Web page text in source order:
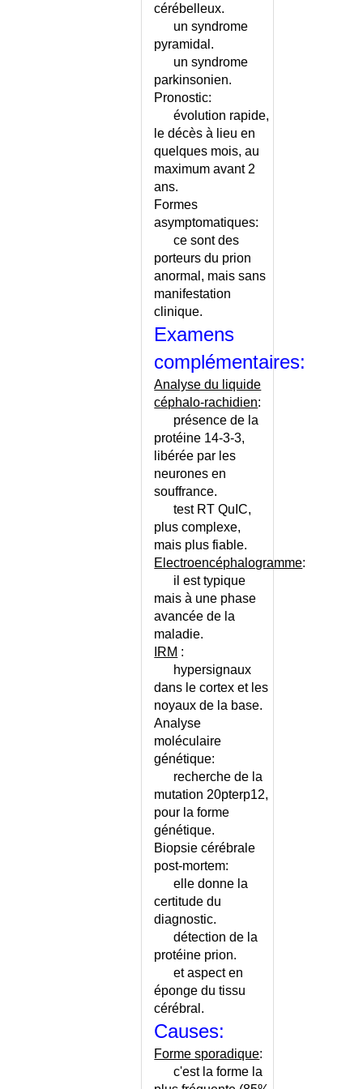
DARIER (MALADIE DE)
DEBIT EXPIRATOIRE DE
DECALAGE HORAIRE
DECES - FORMALITES POUR
DECLARATION OBLIGATOIRE
DECOLLEMENT DE RETINE
DECOLLEMENT DU VITRE
DECOLLEMENT EPIPHYSAIRE
DEFIBRILLATEUR POUR LE
DEFIBRILLATION EXTERNE
DEFICIENCE MENTALE DE
DEFICIT COGNITIF LEGER
DEFICIT COGNITIF LEGER -
DEFICIT DE LA POST-
THORACIQUE (SYNDROME DU)
DEGENERESCENCE DES
GANGLIONS DE LA BASE
MACULAIRE LIEE A L'AGE
DELIRIUM TREMENS
DEMENCE - CONSEILS
DEMENCE - DEPISTAGE
DEMENCE - ECHELLE
DEMENCE A CORPS DE LEWY
DEMENCE D'ALZHEIMER
DEMENCE D'ALZHEIMER -
DEMENCE D'ALZHEIMER OU
DEFICIT COGNITIF ?
DEMENCE D'ALZHEIMER OU
DEMENCE VASCULAIRE ?
DEMENCE D'ALZHEIMER OU
cérébelleux.
un syndrome
pyramidal.
un syndrome
parkinsonien.
Pronostic:
évolution rapide,
le décès à lieu en
quelques mois, au
maximum avant 2
ans.
Formes
asymptomatiques:
ce sont des
porteurs du prion
anormal, mais sans
manifestation
clinique.
Examens
complémentaires:
Analyse du liquide
céphalo-rachidien:
présence de la
protéine 14-3-3,
libérée par les
neurones en
souffrance.
test RT QuIC,
plus complexe,
mais plus fiable.
Electroencéphalogramme:
il est typique
mais à une phase
avancée de la
maladie.
IRM :
hypersignaux
dans le cortex et les
noyaux de la base.
Analyse
moléculaire
génétique:
recherche de la
mutation 20pterp12,
pour la forme
génétique.
Biopsie cérébrale
post-mortem:
elle donne la
certitude du
diagnostic.
détection de la
protéine prion.
et aspect en
éponge du tissu
cérébral.
Causes:
Forme sporadique:
c'est la forme la